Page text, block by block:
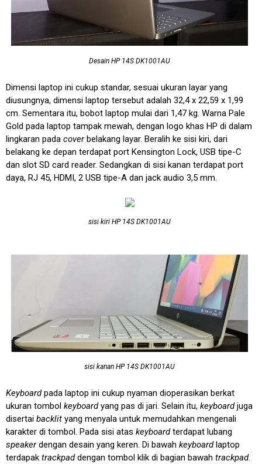
Desain HP 14S DK1001AU
Dimensi laptop ini cukup standar, sesuai ukuran layar yang
diusungnya, dimensi laptop tersebut adalah 32,4 x 22,59 x 1,99
cm. Sementara itu, bobot laptop mulai dari 1,47 kg. Warna Pale
Gold pada laptop tampak mewah, dengan logo khas HP di dalam
lingkaran pada coverbelakang layar. Beralih ke sisi kiri, dari
belakang ke depan terdapat port Kensington Lock, USB tipe-C
dan slot SD card reader. Sedangkan di sisi kanan terdapat port
daya, RJ 45, HDMI, 2 USB tipe-A dan jack audio 3,5 mm.
sisi kiri HP 14S DK1001AU
sisi kanan HP 14S DK1001AU
Keyboardpada laptop ini cukup nyaman dioperasikan berkat
ukuran tombol keyboardyang pas di jari. Selain itu, keyboardjuga
disertai backlit yang menyala untuk memudahkan mengenali
karakter di tombol. Pada sisi atas keyboardterdapat lubang
speakerdengan desain yang keren. Di bawah keyboardlaptop
terdapak trackpaddengan tombol klik di bagian bawah trackpad.